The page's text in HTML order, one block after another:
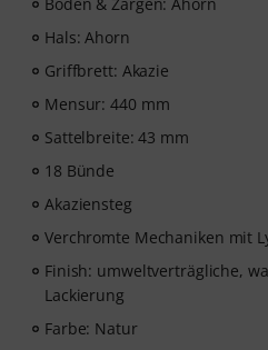
Ausgezeichnet mit dem
2025/2026 in der Kategorie “E-
Instrumentalunterricht”! Mit
Videolektionen für Anfänger
Pop, Rock und Blues bis
persönlichem Support per
Übungsfunktion, Zeitlupe und
Hals: Ahorn
Griffbrett: Akazie
Mensur: 440 mm
Sattelbreite: 43 mm
18 Bünde
Akaziensteg
Verchromte Mechaniken mit
Finish: umweltverträgliche,
Lackierung
Farbe: Natur